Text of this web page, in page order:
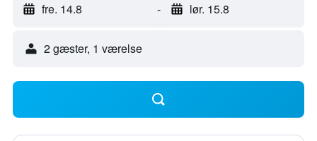
fre. 14.8 - lør. 15.8
2 gæster, 1 værelse